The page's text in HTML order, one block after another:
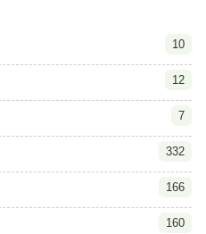
10
12
7
332
166
160